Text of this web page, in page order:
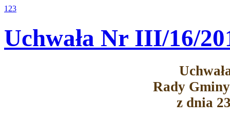
1 23
Uchwała Nr III/16/
Rady
z dnia